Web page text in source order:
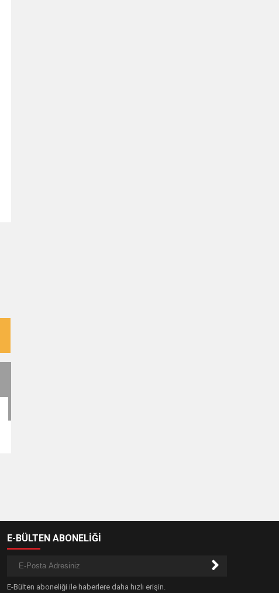
E-BÜLTEN ABONELİĞİ
E-Bülten aboneliği ile haberlere daha hızlı erişin.